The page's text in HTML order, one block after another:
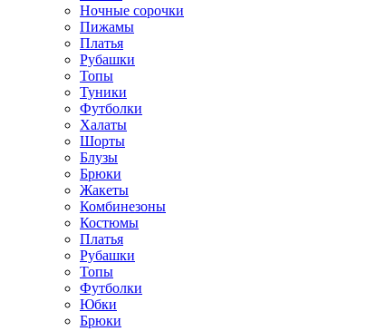
Ночные сорочки
Пижамы
Платья
Рубашки
Топы
Туники
Футболки
Халаты
Шорты
Блузы
Брюки
Жакеты
Комбинезоны
Костюмы
Платья
Рубашки
Топы
Футболки
Юбки
Брюки